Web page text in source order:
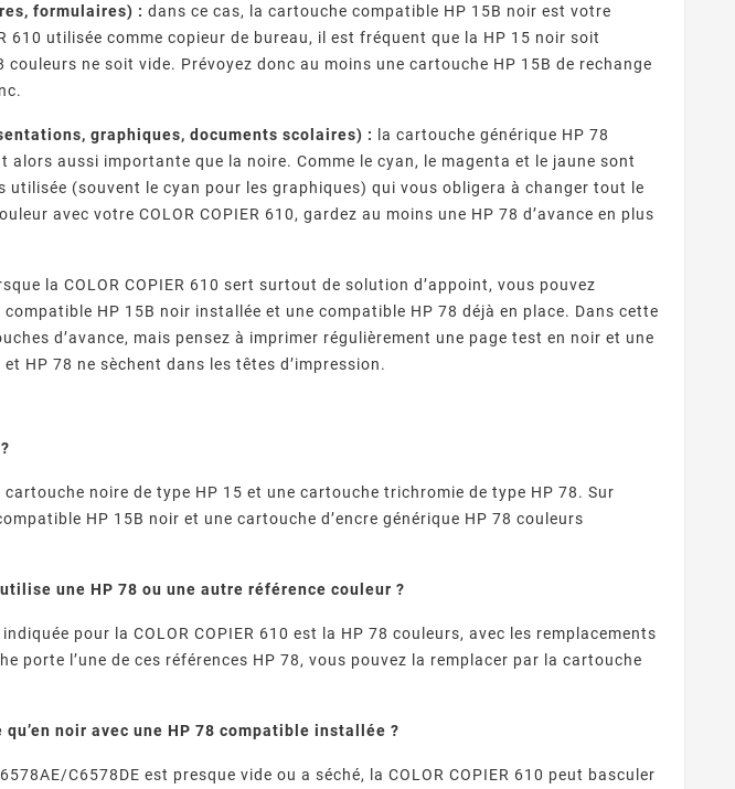
: Que
Message «
» ?
Epson
non
méthode
à jour
et ...
Quels Fournisseurs
Garantissent Une Qualité
D’impression Optimale Avec
Comment reconnaître un
fournisseur de cartouches
normes ISO/STMC, avis
vérifiés et stock ...
Meilleures Garanties Sur Les
Cartouches D’encre
Découvrez quelles marques de
cartouches compatibles
premium, certifications,
garanties 1 à 2 ans et ...
formulaires) : dans ce cas, la cartouche compatible HP 15B noir est votre
610 utilisée comme copieur de bureau, il est fréquent que la HP 15 noir soit
ne soit vide. Prévoyez donc au moins une cartouche HP 15B de rechange
graphiques, documents scolaires) : la cartouche générique HP 78
alors aussi importante que la noire. Comme le cyan, le magenta et le jaune sont
utilisée (souvent le cyan pour les graphiques) qui vous obligera à changer tout le
avec votre COLOR COPIER 610, gardez au moins une HP 78 d’avance en plus
la COLOR COPIER 610 sert surtout de solution d’appoint, vous pouvez
HP 15B noir installée et une compatible HP 78 déjà en place. Dans cette
d’avance, mais pensez à imprimer régulièrement une page test en noir et une
HP 78 ne sèchent dans les têtes d’impression.
cartouche noire de type HP 15 et une cartouche trichromie de type HP 78. Sur
HP 15B noir et une cartouche d’encre générique HP 78 couleurs
utilise une HP 78 ou une autre référence couleur ?
pour la COLOR COPIER 610 est la HP 78 couleurs, avec les remplacements
porte l’une de ces références HP 78, vous pouvez la remplacer par la cartouche
qu’en noir avec une HP 78 compatible installée ?
C6578DE est presque vide ou a séché, la COLOR COPIER 610 peut basculer